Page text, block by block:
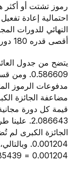
احتمالية إعادة
أقصى قدره 180 دورة مجانية، ولكن احتمالية ذلك ضئيلة جدًا.
يتضح من جدول
0.586609.
مضاعفة الجائزة
2.086643.
0.001204 = 2.085439.